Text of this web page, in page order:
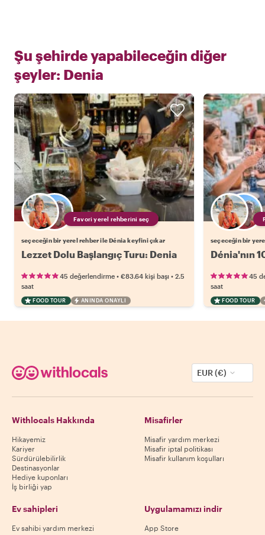
Şu şehirde yapabileceğin diğer
şeyler: Denia
Favori yerel rehberini seç
seçeceğin bir yerel rehber ile Dénia keyfini çıkar
Lezzet Dolu Başlangıç Turu: Denia
45 değerlendirme • €83.64 kişi başı • 2.5
saat
FOOD TOUR ANINDA ONAYLI
seçeceğin bir
Dénia'nın
45
saat
FOOD TOUR
EUR (€)
Withlocals Hakkında
Hikayemiz
Kariyer
Sürdürülebilirlik
Destinasyonlar
Hediye kuponları
İş birliği yap
Misafirler
Misafir yardım merkezi
Misafir iptal politikası
Misafir kullanım koşulları
Ev sahipleri
Ev sahibi yardım merkezi
Uygulamamızı indir
App Store